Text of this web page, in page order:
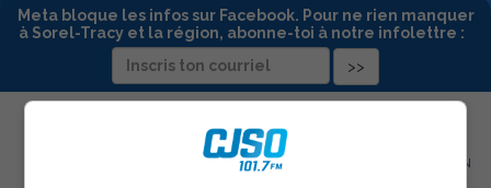
Meta bloque les infos sur Facebook. Pour ne rien manquer
à Sorel-Tracy et la région, abonne-toi à notre infolettre :
LE BIOPHARE PRÉSENTE 4 «JEUDIS D’AOÛT» EN